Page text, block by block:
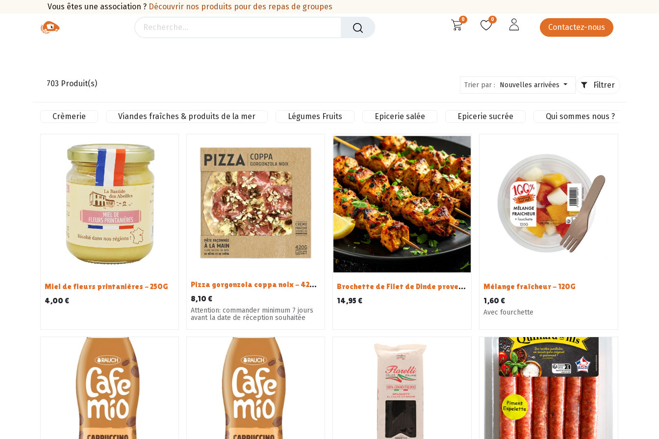
Vous êtes une association ? Découvrir nos produits pour des repas de groupes
0 0
Contactez-nous
703 Produit(s) Trier par : Nouvelles arrivées Filtrer
Crèmerie Viandes fraîches & produits de la mer Légumes Fruits Epicerie salée Epicerie sucrée Qui sommes nous ?
Miel de fleurs printanières - 250G
4,00 €
Pizza gorgonzola coppa noix - 420 G
8,10 €
Attention: commander minimum 7 jours
avant la date de réception souhaitée
Brochette de Filet de Dinde provencale - x 10 1.3kg
14,95 €
Mélange fraîcheur - 120G
1,60 €
Avec fourchette